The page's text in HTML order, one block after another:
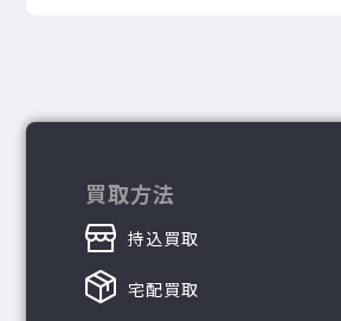
買取方法
持込買取
宅配買取